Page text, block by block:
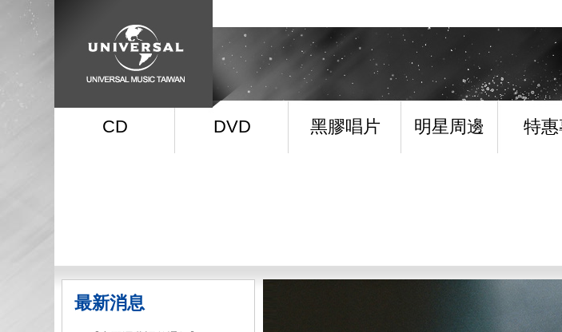
CD DVD 黑膠唱片 明星周邊 特
最新消息